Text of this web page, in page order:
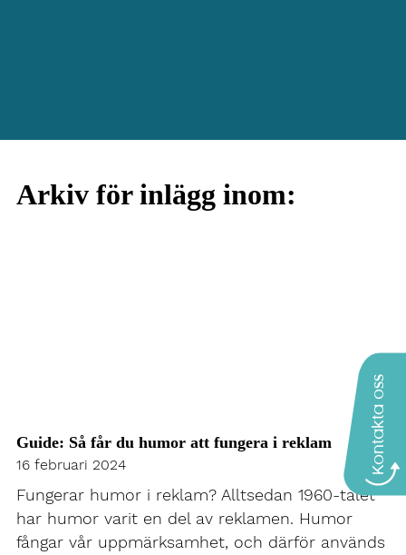
Kontakta oss
Arkiv för inlägg inom:
Guide: Så får du humor att fungera i reklam
16 februari 2024
Fungerar humor i reklam? Alltsedan 1960-talet
har humor varit en del av reklamen. Humor
fångar vår uppmärksamhet, och därför används